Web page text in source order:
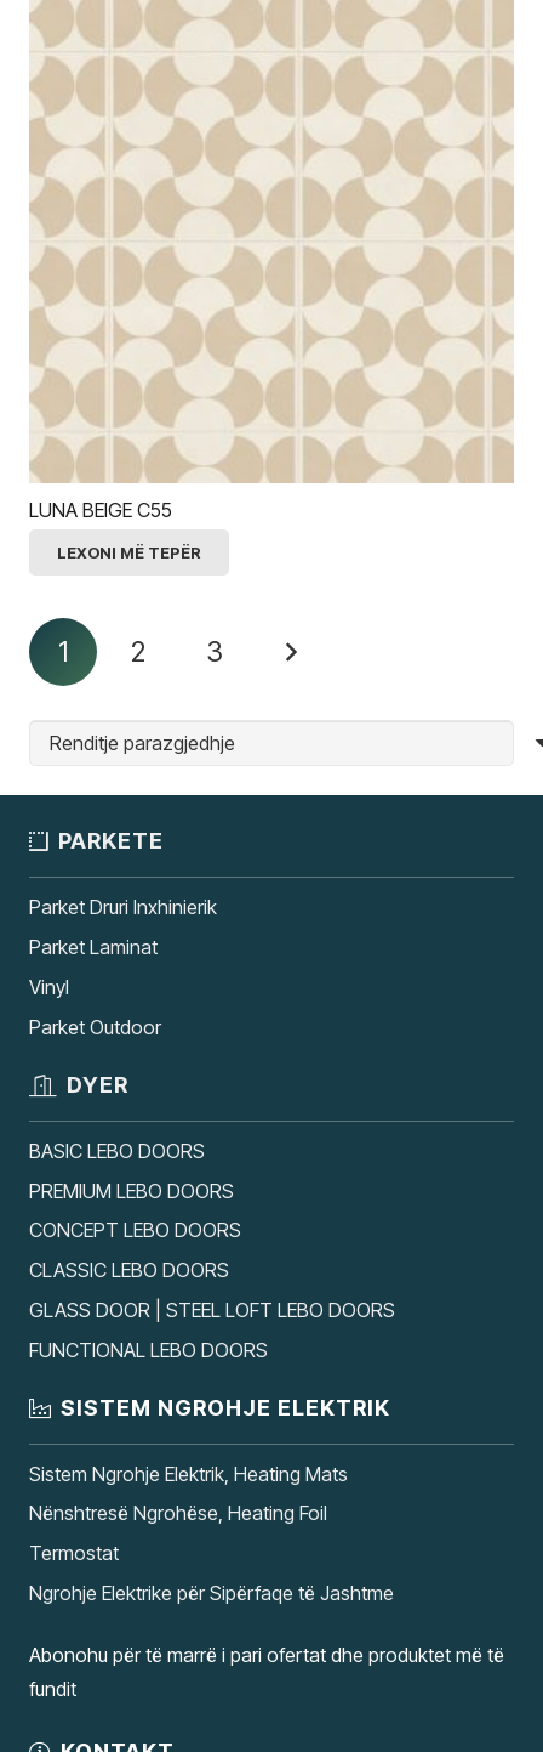
LUNA BEIGE C55
LEXONI MË TEPËR
1 2 3
PARKETE
Parket Druri Inxhinierik
Parket Laminat
Vinyl
Parket Outdoor
DYER
BASIC LEBO DOORS
PREMIUM LEBO DOORS
CONCEPT LEBO DOORS
CLASSIC LEBO DOORS
GLASS DOOR | STEEL LOFT LEBO DOORS
FUNCTIONAL LEBO DOORS
SISTEM NGROHJE ELEKTRIK
Sistem Ngrohje Elektrik, Heating Mats
Nënshtresë Ngrohëse, Heating Foil
Termostat
Ngrohje Elektrike për Sipërfaqe të Jashtme
Abonohu për të marrë i pari ofertat dhe produktet më të
fundit